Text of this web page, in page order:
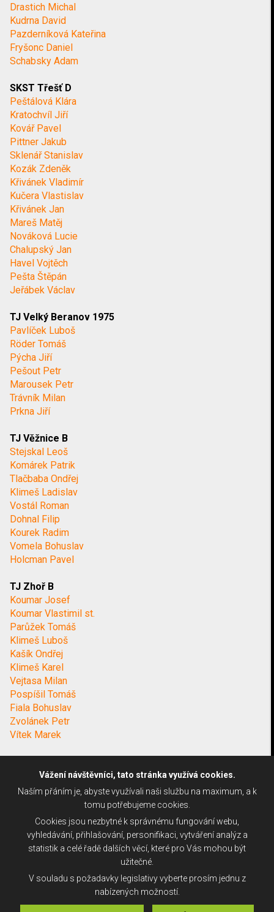
Drastich Michal
Kudrna David
Pazderníková Kateřina
Fryšonc Daniel
Schabsky Adam
SKST Třešť D
Peštálová Klára
Kratochvíl Jiří
Kovář Pavel
Pittner Jakub
Sklenář Stanislav
Kozák Zdeněk
Křivánek Vladimír
Kučera Vlastislav
Křivánek Jan
Mareš Matěj
Nováková Lucie
Chalupský Jan
Havel Vojtěch
Pešta Štěpán
Jeřábek Václav
TJ Velký Beranov 1975
Pavlíček Luboš
Röder Tomáš
Pýcha Jiří
Pešout Petr
Marousek Petr
Trávník Milan
Prkna Jiří
TJ Věžnice B
Stejskal Leoš
Komárek Patrik
Tlačbaba Ondřej
Klimeš Ladislav
Vostál Roman
Dohnal Filip
Kourek Radim
Vomela Bohuslav
Holcman Pavel
TJ Zhoř B
Koumar Josef
Koumar Vlastimil st.
Parůžek Tomáš
Klimeš Luboš
Kašík Ondřej
Klimeš Karel
Vejtasa Milan
Pospíšil Tomáš
Fiala Bohuslav
Zvolánek Petr
Vítek Marek
Vážení návštěvníci, tato stránka využívá cookies.
Naším přáním je, abyste využívali naši službu na maximum, a k
tomu potřebujeme cookies.
Cookies jsou nezbytné k správnému fungování webu,
vyhledávání, přihlašování, personifikaci, vytváření analýz a
statistik a celé řadě dalších věcí, které pro Vás mohou být
užitečné.
V souladu s požadavky legislativy vyberte prosím jednu z
nabízených možností.